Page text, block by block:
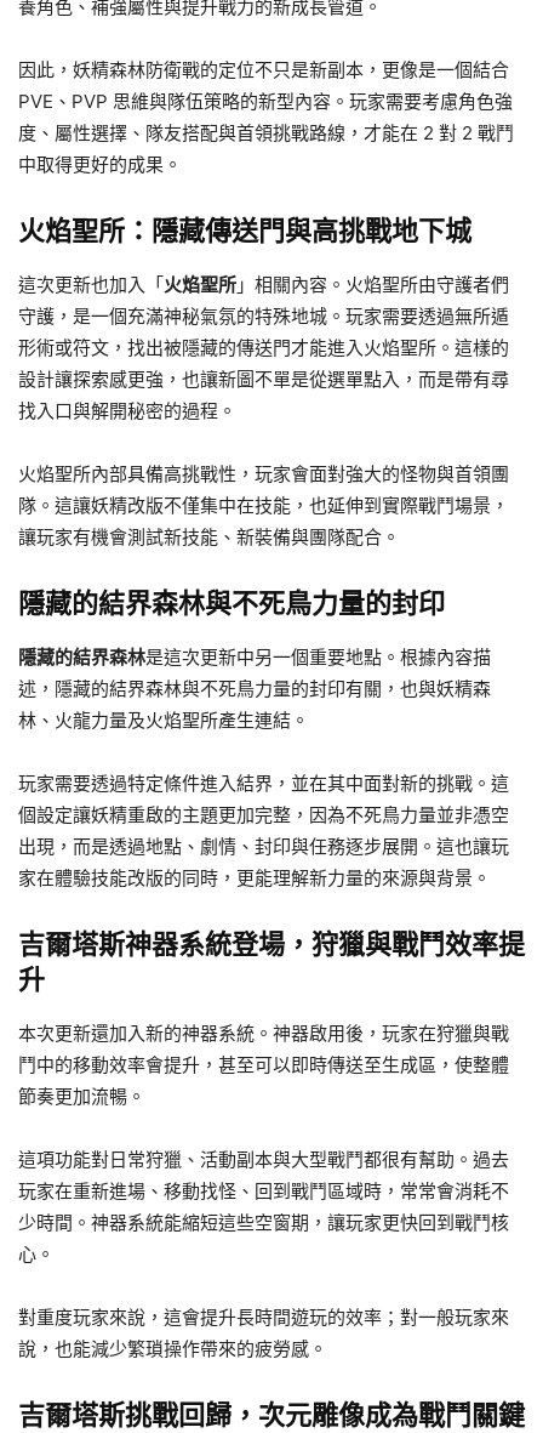
養角色、補強屬性與提升戰力的新成長管道。
因此，妖精森林防衛戰的定位不只是新副本，更像是一個結合
PVE、PVP 思維與隊伍策略的新型內容。玩家需要考慮角色強
度、屬性選擇、隊友搭配與首領挑戰路線，才能在 2 對 2 戰鬥
中取得更好的成果。
火焰聖所：隱藏傳送門與高挑戰地下城
這次更新也加入「 火焰聖所 」相關內容。火焰聖所由守護者們
守護，是一個充滿神秘氣氛的特殊地城。玩家需要透過無所遁
形術或符文，找出被隱藏的傳送門才能進入火焰聖所。這樣的
設計讓探索感更強，也讓新圖不單是從選單點入，而是帶有尋
找入口與解開秘密的過程。
火焰聖所內部具備高挑戰性，玩家會面對強大的怪物與首領團
隊。這讓妖精改版不僅集中在技能，也延伸到實際戰鬥場景，
讓玩家有機會測試新技能、新裝備與團隊配合。
隱藏的結界森林與不死鳥力量的封印
隱藏的結界森林是這次更新中另一個重要地點。根據內容描
述，隱藏的結界森林與不死鳥力量的封印有關，也與妖精森
林、火龍力量及火焰聖所產生連結。
玩家需要透過特定條件進入結界，並在其中面對新的挑戰。這
個設定讓妖精重啟的主題更加完整，因為不死鳥力量並非憑空
出現，而是透過地點、劇情、封印與任務逐步展開。這也讓玩
家在體驗技能改版的同時，更能理解新力量的來源與背景。
吉爾塔斯神器系統登場，狩獵與戰鬥效率提
升
本次更新還加入新的神器系統。神器啟用後，玩家在狩獵與戰
鬥中的移動效率會提升，甚至可以即時傳送至生成區，使整體
節奏更加流暢。
這項功能對日常狩獵、活動副本與大型戰鬥都很有幫助。過去
玩家在重新進場、移動找怪、回到戰鬥區域時，常常會消耗不
少時間。神器系統能縮短這些空窗期，讓玩家更快回到戰鬥核
心。
對重度玩家來說，這會提升長時間遊玩的效率；對一般玩家來
說，也能減少繁瑣操作帶來的疲勞感。
吉爾塔斯挑戰回歸，次元雕像成為戰鬥關鍵